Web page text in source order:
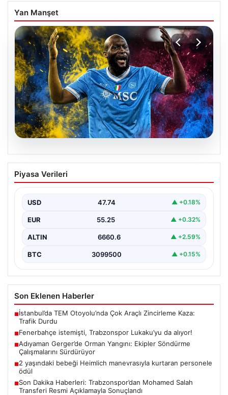
Yan Manşet
Fenerbahçe istemişti, Trabzonspor
Lukaku’yu da alıyor!
Piyasa Verileri
USD 47.74 ▲ +0.18%
EUR 55.25 ▲ +0.32%
ALTIN 6660.6 ▲ +2.59%
BTC 3099500 ▲ +0.15%
Son Eklenen Haberler
■İstanbul’da TEM Otoyolu’nda Çok Araçlı Zincirleme Kaza:
Trafik Durdu
■Fenerbahçe istemişti, Trabzonspor Lukaku’yu da alıyor!
■Adıyaman Gerger’de Orman Yangını: Ekipler Söndürme
Çalışmalarını Sürdürüyor
■2 yaşındaki bebeği Heimlich manevrasıyla kurtaran personele
ödül
■Son Dakika Haberleri: Trabzonspor’dan Mohamed Salah
Transferi Resmi Açıklamayla Sonuçlandı